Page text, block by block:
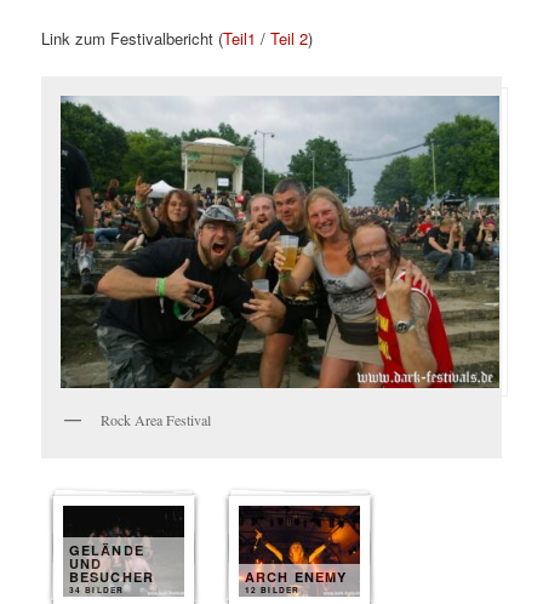
Link zum Festivalbericht (Teil1 /Teil 2)
Rock Area Festival
GELÄNDE
UND
BESUCHER
34 BILDER
ARCH ENEMY
12 BILDER